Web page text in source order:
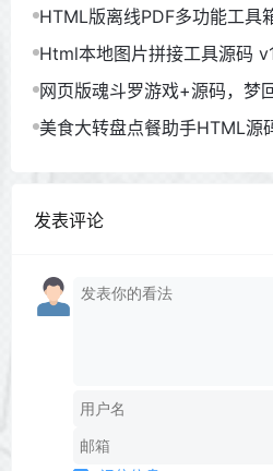
HTML版离线PDF多功能工具
Html本地图片拼接工具源码
网页版魂斗罗游戏+源码，梦
美食大转盘点餐助手HTML源
发表评论